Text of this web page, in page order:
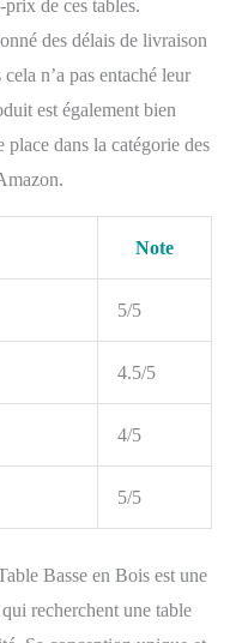
de ces tables.
des délais de livraison
n’a pas entaché leur
est également bien
place dans la catégorie des
Note
5/5
4.5/5
4/5
5/5
Basse en Bois est une
recherchent une table